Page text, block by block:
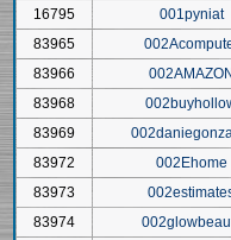
16795
001pyniat
83965
83966
002AMAZON
83968
83969
83972
002Ehome
83973
83974